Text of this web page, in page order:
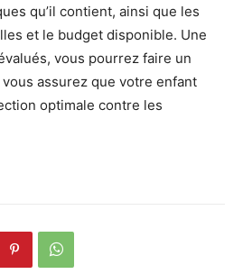
qu’il contient, ainsi que les
et le budget disponible. Une
vous pourrez faire un
assurez que votre enfant
optimale contre les